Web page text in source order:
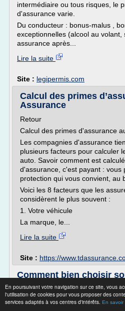
En poursuivant votre navigation sur ce site, vous
l'utilisation de cookies pour vous proposer des
services adaptés à vos centres d'intérêts. En savoir
intermédiaire ou tous risques, le
d'assurance varie.
Du conducteur : bonus-malus ,
exceptionnelles (alcool au volant,
assurance après...
Lire la suite
Site : legipermis.com
Calcul des primes
Assurance
Retour
Calcul des primes d'assurance
Les compagnies d'assurance
plusieurs facteurs pour calculer
auto. Savoir comment est
d'assurance, c'est payant : vous
protection qui vous convient, au
Voici les 8 facteurs que les
considèrent le plus souvent :
1. Votre véhicule
La marque, le...
Lire la suite
Site : https://
Comment bien choisir
assurevue.com
La responsabilité civile obligatoire